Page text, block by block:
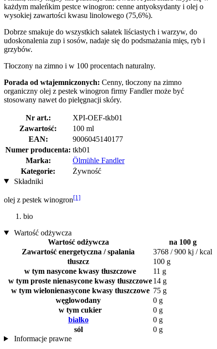
każdym maleńkim pestce winogron: cenne antyoksydanty i olej o
wysokiej zawartości kwasu linolowego (75,6%).
Dobrze smakuje do wszystkich sałatek liściastych i warzyw, do
udoskonalenia zup i sosów, nadaje się do podsmażania mięs, ryb i
grzybów.
Tłoczony na zimno i w 100 procentach naturalny.
Porada od wtajemniczonych: Cenny, tłoczony na zimno
organiczny olej z pestek winogron firmy Fandler może być
stosowany nawet do pielęgnacji skóry.
Nr art.:
XPI-OEF-tkb01
Zawartość:
100 ml
EAN:
9006045140177
Numer producenta: tkb01
Marka:
Ölmühle Fandler
Kategorie:
Żywność
Składniki
olej z pestek winogron[1]
bio
Wartość odżywcza
Wartość odżywcza
na 100 g
Zawartość energetyczna / spalania
3768 / 900 kj / kcal
tłuszcz
100 g
w tym nasycone kwasy tłuszczowe
11 g
w tym proste nienasycone kwasy tłuszczowe14 g
w tym wielonienasycone kwasy tłuszczowe 75 g
węglowodany
0 g
w tym cukier
0 g
białko
0 g
sól
0 g
Informacje prawne